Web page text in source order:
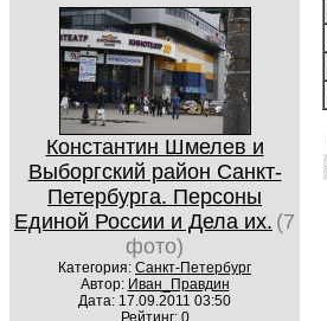
Константин Шмелев и
Выборгский район Санкт-
Петербурга. Персоны
Единой России и Дела их. (7
фото)
Категория: Санкт-Петербург
Автор: Иван_Правдин
Дата: 17.09.2011 03:50
Рейтинг: 0